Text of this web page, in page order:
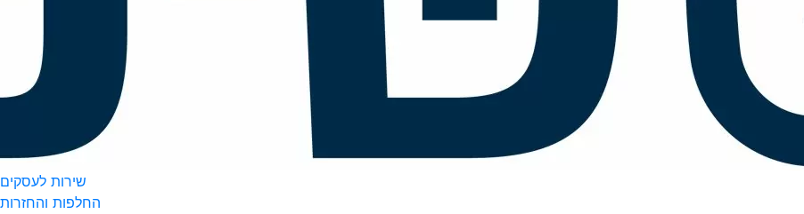
שירות לעסקים
החלפות והחזרות